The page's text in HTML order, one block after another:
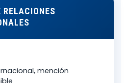
RELACIONES
mención